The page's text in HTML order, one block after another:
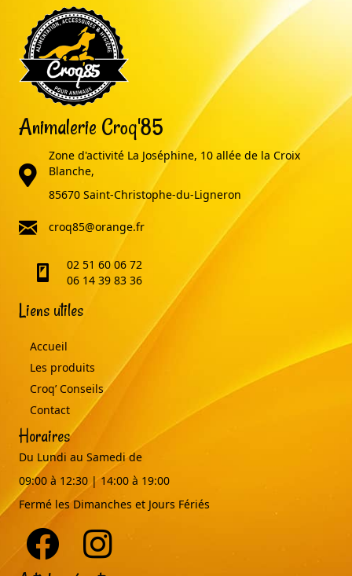
Animalerie Croq'85
adresse
Zone d'activité La Joséphine, 10 allée de la Croix
Blanche,
85670 Saint-Christophe-du-Ligneron
email
croq85@orange.fr
telephone02 51 60 06 72
06 14 39 83 36
Liens utiles
Accueil
Les produits
Croq’ Conseils
Contact
Horaires
Du Lundi au Samedi de
09:00 à 12:30 | 14:00 à 19:00
Fermé les Dimanches et Jours Fériés